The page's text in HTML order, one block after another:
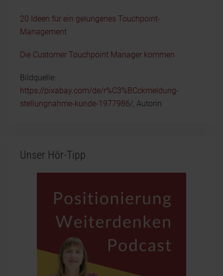
20 Ideen für ein gelungenes Touchpoint-
Management
Die Customer Touchpoint Manager kommen
Bildquelle:
https://pixabay.com/de/r%C3%BCckmeldung-
stellungnahme-kunde-1977986/, Autorin
Unser Hör-Tipp